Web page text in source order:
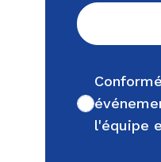
Non
l'équipe